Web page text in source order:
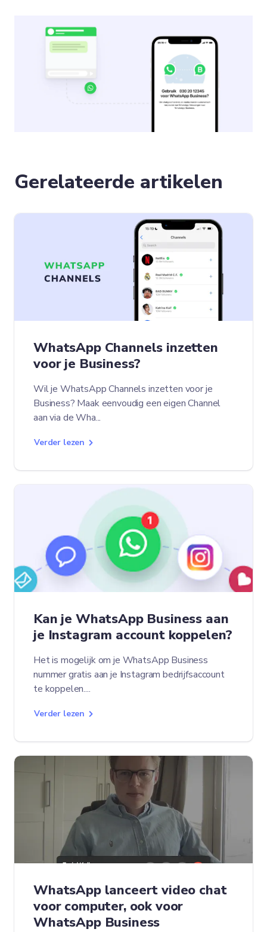
Gerelateerde artikelen
WhatsApp Channels inzetten
voor je Business?
Wil je WhatsApp Channels inzetten voor je
Business? Maak eenvoudig een eigen Channel
aan via de Wha...
Verder lezen
Kan je WhatsApp Business aan
je Instagram account koppelen?
Het is mogelijk om je WhatsApp Business
nummer gratis aan je Instagram bedrijfsaccount
te koppelen....
Verder lezen
WhatsApp lanceert video chat
voor computer, ook voor
WhatsApp Business